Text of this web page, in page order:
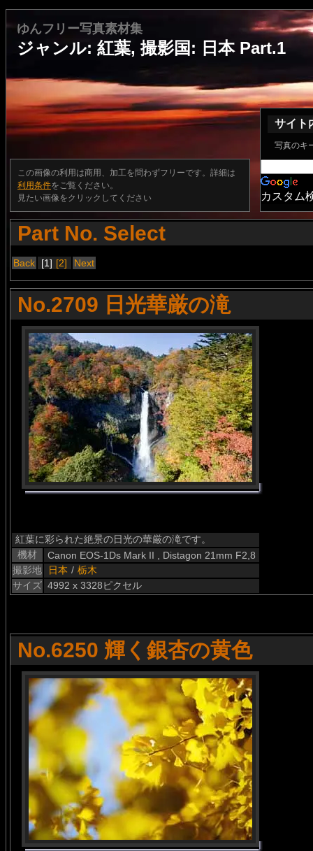
ゆんフリー写真素材集
ジャンル: 紅葉, 撮影国: 日本 Part.1
この画像の利用は商用、加工を問わずフリーです。詳細は
利用条件をご覧ください。
見たい画像をクリックしてください
サイト
写真のキ
カスタム
Part No. Select
Back [1] [2] Next
No.2709 日光華厳の滝
紅葉に彩られた絶景の日光の華厳の滝です。
機材
Canon EOS-1Ds Mark II , Distagon 21mm F2,8
撮影地
日本 / 栃木
サイズ 4992 x 3328ピクセル
No.6250 輝く銀杏の黄色